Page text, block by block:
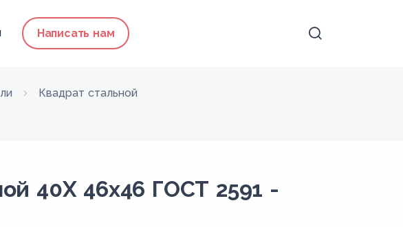
Написать нам
Квадрат стальной
40Х 46x46 ГОСТ 2591 -